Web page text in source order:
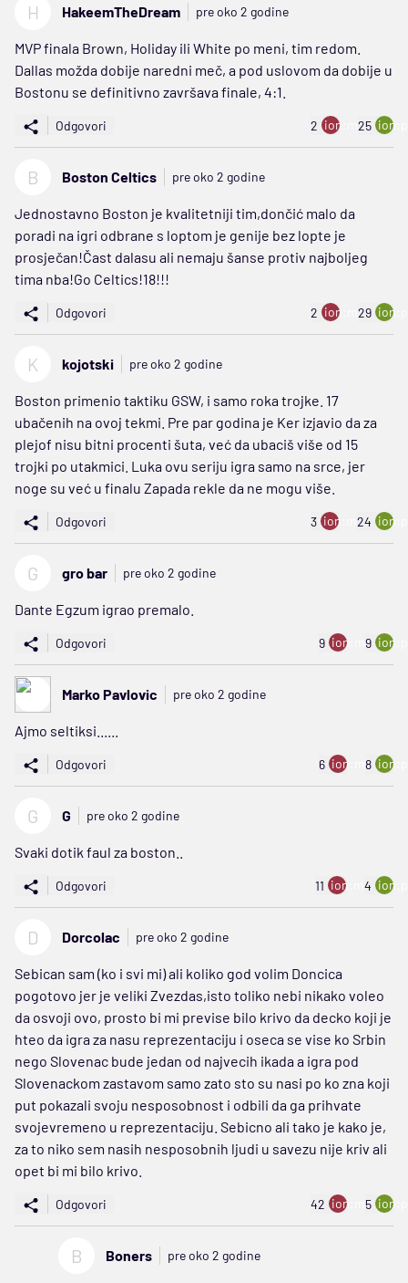
H HakeemTheDream pre oko 2 godine
MVP finala Brown, Holiday ili White po meni, tim redom.
Dallas možda dobije naredni meč, a pod uslovom da dobije u
Bostonu se definitivno završava finale, 4:1.
Odgovori 2 ion:minus
25
B Boston Celtics pre oko 2 godine
Jednostavno Boston je kvalitetniji tim,dončić malo da
poradi na igri odbrane s loptom je genije bez lopte je
prosječan!Čast dalasu ali nemaju šanse protiv najboljeg
tima nba!Go Celtics!18!!!
Odgovori 2 ion:minus
29
K kojotski pre oko 2 godine
Boston primenio taktiku GSW, i samo roka trojke. 17
ubačenih na ovoj tekmi. Pre par godina je Ker izjavio da za
plejof nisu bitni procenti šuta, već da ubaciš više od 15
trojki po utakmici. Luka ovu seriju igra samo na srce, jer
noge su već u finalu Zapada rekle da ne mogu više.
Odgovori 3 ion:minus
24
G gro bar pre oko 2 godine
Dante Egzum igrao premalo.
Odgovori 9 ion:minus
9
Marko Pavlovic pre oko 2 godine
Ajmo seltiksi......
Odgovori 6 ion:minus
8
G G pre oko 2 godine
Svaki dotik faul za boston..
Odgovori 11 ion:minus
4
D Dorcolac pre oko 2 godine
Sebican sam (ko i svi mi) ali koliko god volim Doncica
pogotovo jer je veliki Zvezdas,isto toliko nebi nikako voleo
da osvoji ovo, prosto bi mi previse bilo krivo da decko koji je
hteo da igra za nasu reprezentaciju i oseca se vise ko Srbin
nego Slovenac bude jedan od najvecih ikada a igra pod
Slovenackom zastavom samo zato sto su nasi po ko zna koji
put pokazali svoju nesposobnost i odbili da ga prihvate
svojevremeno u reprezentaciju. Sebicno ali tako je kako je,
za to niko sem nasih nesposobnih ljudi u savezu nije kriv ali
opet bi mi bilo krivo.
Odgovori 42 ion:minus
5
B Boners pre oko 2 godine